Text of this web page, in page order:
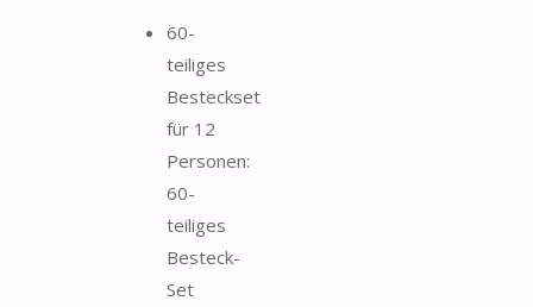
60-
teiliges
Besteckset
für 12
Personen:
60-
teiliges
Besteck-
Set